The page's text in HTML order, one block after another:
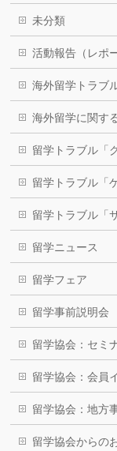
未分類
活動報告（レポ
海外留学トラブ
海外留学に関す
留学トラブル「
留学トラブル「
留学トラブル「
留学ニュース
留学フェア
留学事前説明会
留学協会：セミ
留学協会：会員
留学協会：地方
留学協会からの